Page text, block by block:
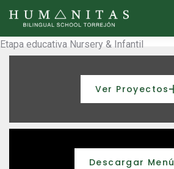
Etapa educativa Nursery & Infantil
Ver Proyectos
Descargar Menú